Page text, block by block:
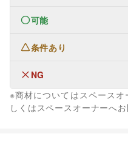
なし可能
ファッション
ユニセックス
/ジュエリー・アクセサリ
靴/バッグ・革小物/ファッ
条件あり
なしNG
なし
※商材についてはスペース
しくはスペースオーナーへ